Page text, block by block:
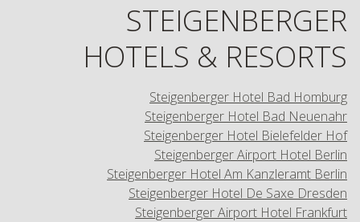
STEIGENBERGER
HOTELS & RESORTS
Steigenberger Hotel Bad Homburg
Steigenberger Hotel Bad Neuenahr
Steigenberger Hotel Bielefelder Hof
Steigenberger Airport Hotel Berlin
Steigenberger Hotel Am Kanzleramt Berlin
Steigenberger Hotel De Saxe Dresden
Steigenberger Airport Hotel Frankfurt